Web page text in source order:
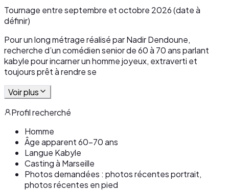
Tournage entre septembre et octobre 2026 (date à
définir)
Pour un long métrage réalisé par Nadir Dendoune,
recherche d’un comédien senior de 60 à 70 ans parlant
kabyle pour incarner un homme joyeux, extraverti et
toujours prêt à rendre se
Voir plus
Profil recherché
Homme
Âge apparent 60-70 ans
Langue Kabyle
Casting à Marseille
Photos demandées : photos récentes portrait,
photos récentes en pied